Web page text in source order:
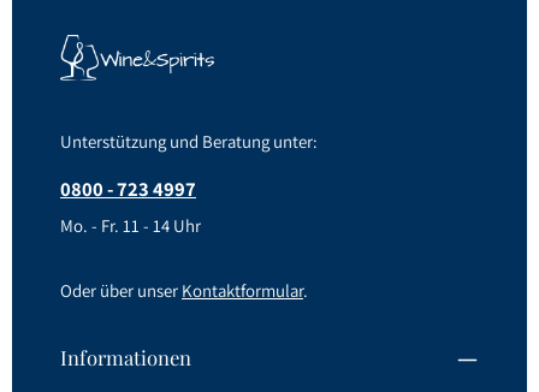
Unterstützung und Beratung unter:
0800 - 723 4997
Mo. - Fr. 11 - 14 Uhr
Oder über unser Kontaktformular.
Informationen